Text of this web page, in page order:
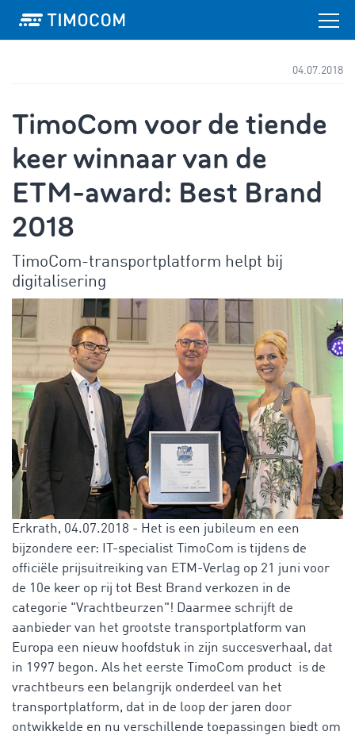
04.07.2018
TimoCom voor de tiende
keer winnaar van de
ETM-award: Best Brand
2018
TimoCom-transportplatform helpt bij
digitalisering
Erkrath, 04.07.2018 - Het is een jubileum en een
bijzondere eer: IT-specialist TimoCom is tijdens de
officiële prijsuitreiking van ETM-Verlag op 21 juni voor
de 10e keer op rij tot Best Brand verkozen in de
categorie "Vrachtbeurzen"! Daarmee schrijft de
aanbieder van het grootste transportplatform van
Europa een nieuw hoofdstuk in zijn succesverhaal, dat
in 1997 begon. Als het eerste TimoCom product is de
vrachtbeurs een belangrijk onderdeel van het
transportplatform, dat in de loop der jaren door
ontwikkelde en nu verschillende toepassingen biedt om